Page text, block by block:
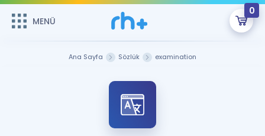
MENÜ
0
Sepetin Şu An Boş.
Remzi Hoca ile seni sınava hazırlayacak onlarca eğitim seni
bekliyor!
MENÜ
Ana Sayfa Sözlük examination